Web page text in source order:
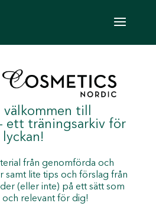
välkommen till
ett träningsarkiv för
lyckan!
från genomförda och
samt lite tips och förslag från
(eller inte) på ett sätt som
och relevant för dig!